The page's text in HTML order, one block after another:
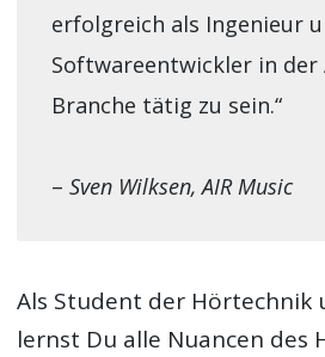
erfolgreich als Ingenieur
Softwareentwickler in der
Branche tätig zu sein.“
– Sven Wilksen, AIR Music
Als Student der Hörtechnik
lernst Du alle Nuancen des